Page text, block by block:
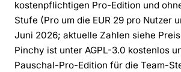
kostenpflichtigen Pro-Edition und
Stufe (Pro um die EUR 29 pro Nutzer
Juni 2026; aktuelle Zahlen siehe
Pinchy ist unter AGPL-3.0 kostenlos
Pauschal-Pro-Edition für die Team-